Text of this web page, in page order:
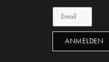
ANMELDEN